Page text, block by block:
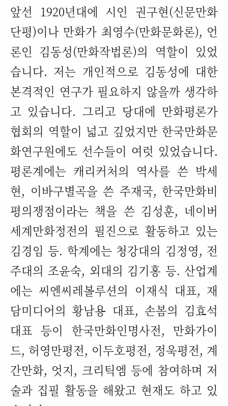
앞선 1920년대에 시인 권구현(신문만화
단평)이나 만화가 최영수(만화문화론), 언
론인 김동성(만화작법론)의 역할이 있었
습니다. 저는 개인적으로 김동성에 대한
본격적인 연구가 필요하지 않을까 생각하
고 있습니다. 그리고 당대에 만화평론가
협회의 역할이 넓고 깊었지만 한국만화문
화연구원에도 선수들이 여럿 있었습니다.
평론계에는 캐리커처의 역사를 쓴 박세
현, 이바구별곡을 쓴 주재국, 한국만화비
평의쟁점이라는 책을 쓴 김성훈, 네이버
세계만화정전의 필진으로 활동하고 있는
김경임 등. 학계에는 청강대의 김정영, 전
주대의 조윤숙, 외대의 김기홍 등.산업계
에는 씨엔씨레볼루션의 이재식 대표, 재
담미디어의 황남용 대표, 손봄의 김효석
대표 등이 한국만화인명사전, 만화가이
드, 허영만평전, 이두호평전, 정욱평전, 계
간만화, 엇지, 크리틱엠 등에 참여하며 저
술과 집필 활동을 해왔고 현재도 하고 있